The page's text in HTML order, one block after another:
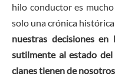
hilo conductor es
solo una crónica
nuestras decisiones en
sutilmente al estado
clanes tienen de